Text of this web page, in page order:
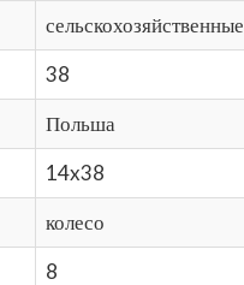
сельскохозяйственные
38
Польша
14x38
колесо
8